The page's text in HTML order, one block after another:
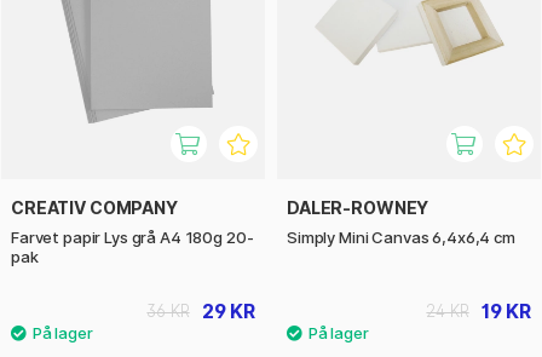
CREATIV COMPANY
Farvet papir Lys grå A4 180g 20-
pak
29 KR
36 KR
DALER-ROWNEY
Simply Mini Canvas 6,4x6,4 cm
19 KR
24 KR